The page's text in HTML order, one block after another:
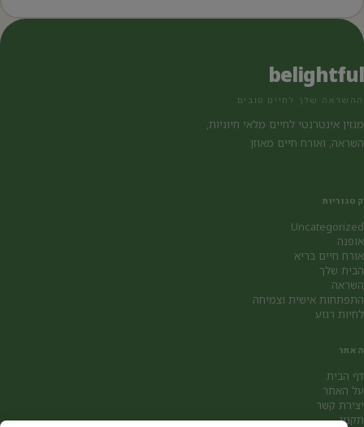
belightful
ההשראה שלך לחיים טובים
מגזין אינטרנטי לחיים מלאי חיוניות,
השראה, ואורח חיים מאוזן.
קטגוריות
Uncategorized
אופנה
אורח חיים בריא
הבית שלך
השראה
התפתחות אישית וצמיחה
לחיות רגוע
האתר
דף הבית
על האתר
יצירת קשר
תקנון